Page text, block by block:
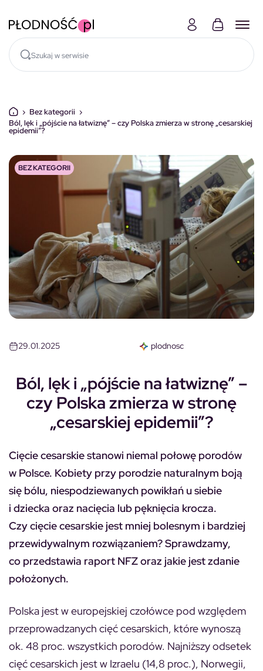
› Bez kategorii ›
Ból, lęk i „pójście na łatwiznę” – czy Polska zmierza w stronę „cesarskiej
epidemii”?
BEZ KATEGORII
29.01.2025 plodnosc
Ból, lęk i „pójście na łatwiznę” –
czy Polska zmierza w stronę
„cesarskiej epidemii”?
Cięcie cesarskie stanowi niemal połowę porodów
w Polsce. Kobiety przy porodzie naturalnym boją
się bólu, niespodziewanych powikłań u siebie
i dziecka oraz nacięcia lub pęknięcia krocza.
Czy cięcie cesarskie jest mniej bolesnym i bardziej
przewidywalnym rozwiązaniem? Sprawdzamy,
co przedstawia raport NFZ oraz jakie jest zdanie
położonych.
Polska jest w europejskiej czołówce pod względem
przeprowadzanych cięć cesarskich, które wynoszą
ok. 48 proc. wszystkich porodów. Najniższy odsetek
cięć cesarskich jest w Izraelu (14,8 proc.), Norwegii,